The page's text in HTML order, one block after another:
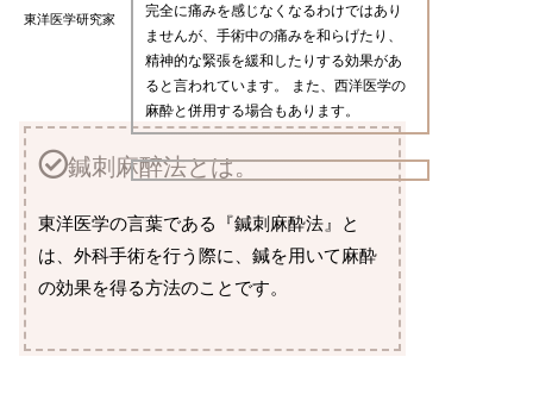
東洋医学研究家
完全に痛みを感じなくなるわけではあり
ませんが、手術中の痛みを和らげたり、
精神的な緊張を緩和したりする効果があ
ると言われています。 また、西洋医学の
麻酔と併用する場合もあります。
鍼刺麻醉法とは。
東洋医学の言葉である『鍼刺麻酔法』と
は、外科手術を行う際に、鍼を用いて麻酔
の効果を得る方法のことです。